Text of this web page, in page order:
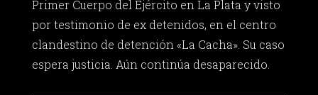
Primer Cuerpo del Ejército en La Plata y visto
por testimonio de ex detenidos, en el centro
clandestino de detención «La Cacha». Su caso
espera justicia. Aún continúa desaparecido.